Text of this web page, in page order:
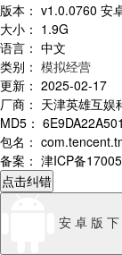
版本 ： v1.0.0760 安
大小 ： 1.9G
语言 ： 中文
类别 ： 模拟经营
更新 ： 2025-02-17
厂商 ： 天津英雄互娱
MD5 ：
包名 ：
备案 ： 津ICP备
点击纠错
安 卓 版 下